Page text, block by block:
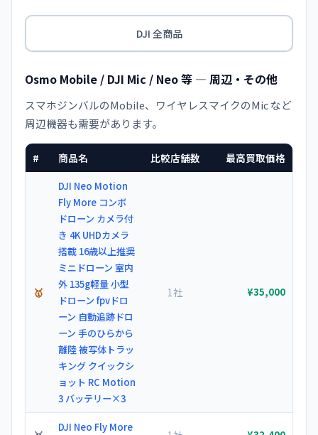
DJI 全商品
Osmo Mobile / DJI Mic / Neo 等 — 周辺・その他
スマホジンバルのMobile、ワイヤレスマイクのMic など
周辺機器も需要があります。
# 商品名 比較店舗数 最高買取価格
🥇
DJI Neo Motion
Fly More コンボ
ドローン カメラ付
き 4K UHDカメラ
搭載 16歳以上推奨
ミニドローン 室内
外 135g軽量 小型
ドローン fpvドロ
ーン 自動追跡ドロ
ーン 手のひらから
離陸 被写体トラッ
キング クイックシ
ョット RC Motion
3 バッテリー×3
1社 ¥35,000
DJI Neo Fly More